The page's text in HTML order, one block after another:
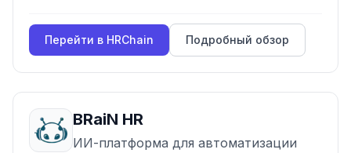
Перейти в HRChain Подробный обзор
BRaiN HR
ИИ-платформа для автоматизации